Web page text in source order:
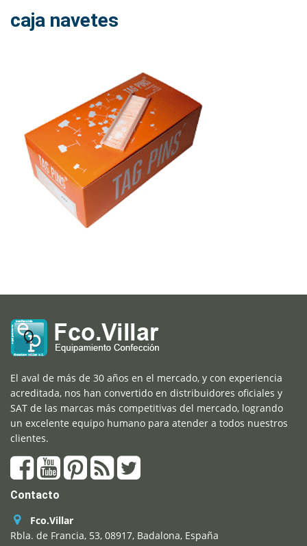
caja navetes
El aval de más de 30 años en el mercado, y con experiencia
acreditada, nos han convertido en distribuidores oficiales y
SAT de las marcas más competitivas del mercado, logrando
un excelente equipo humano para atender a todos nuestros
clientes.
Contacto
Fco.Villar
Rbla. de Francia, 53, 08917, Badalona, España